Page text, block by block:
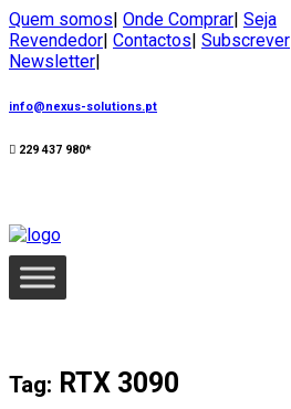
Quem somos| Onde Comprar| Seja
Revendedor| Contactos| Subscrever
Newsletter|
info@nexus-solutions.pt
229 437 980*
Tag: RTX 3090